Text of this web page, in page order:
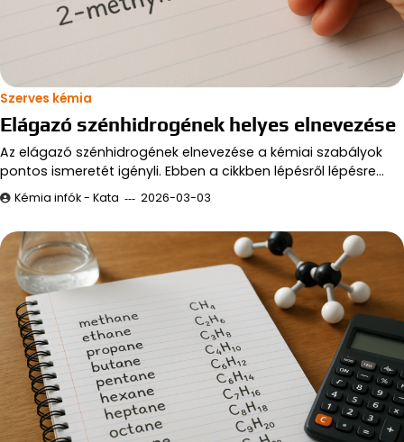
Szerves kémia
Elágazó szénhidrogének helyes elnevezése
Az elágazó szénhidrogének elnevezése a kémiai szabályok
pontos ismeretét igényli. Ebben a cikkben lépésről lépésre…
Kémia infók - Kata 2026-03-03